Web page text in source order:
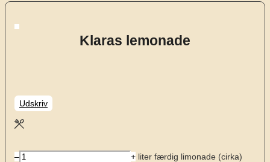
Klaras lemonade
Udskriv
– + liter færdig limonade (cirka)